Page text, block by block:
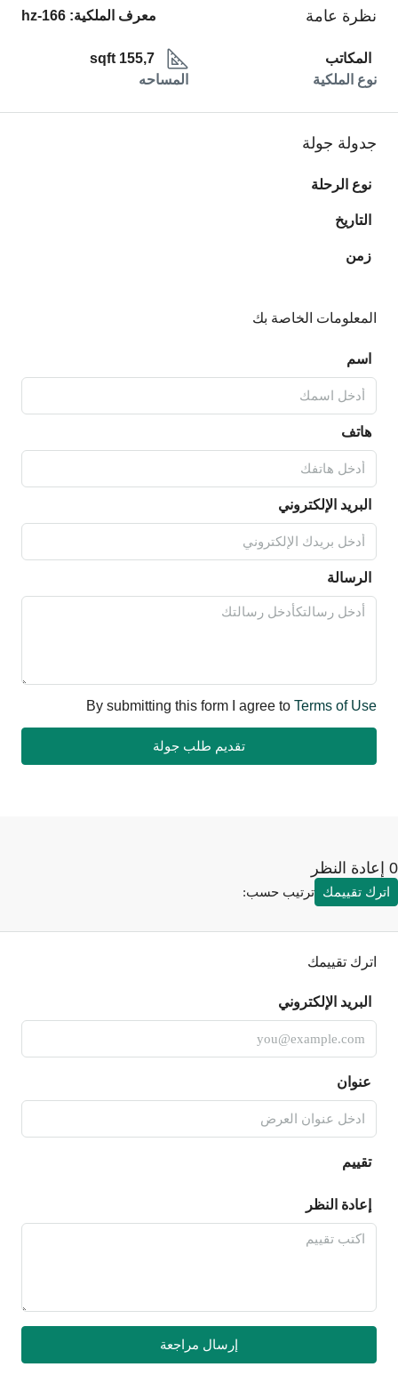
نظرة عامة معرف الملكية:hz-166
المكاتب
نوع الملكية
155,7 sqft
المساحه
جدولة جولة
نوع الرحلة
التاريخ
زمن
المعلومات الخاصة بك
اسم
هاتف
البريد الإلكتروني
الرسالة
By submitting this form I agree toTerms of Use
تقديم طلب جولة
ترتيب حسب: تقييمك
اترك تقييمك
البريد الإلكتروني
عنوان
تقييم
إعادة النظر
إرسال مراجعة